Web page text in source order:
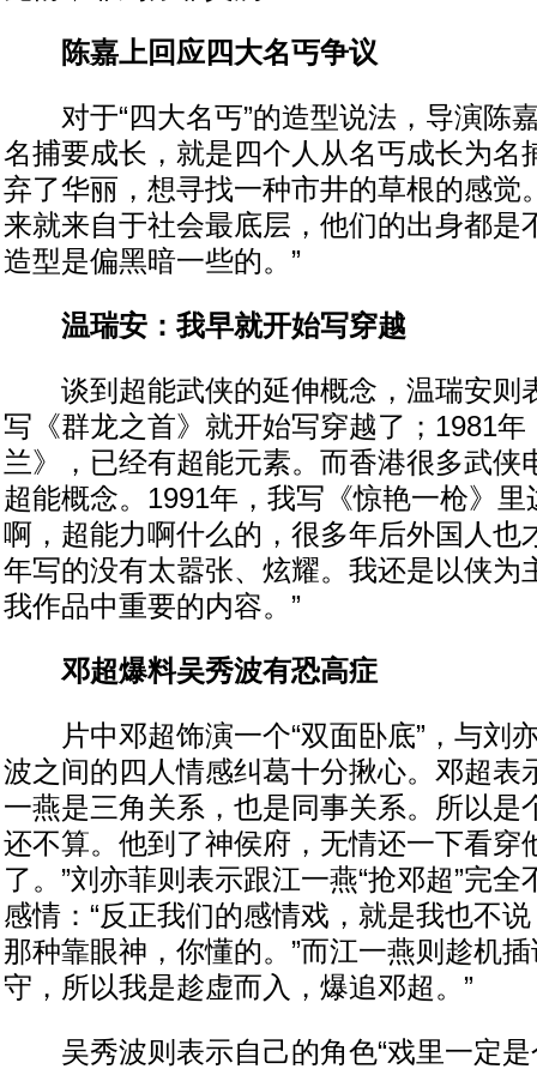
陈嘉上回应四大名丐争议
对于“四大名丐”的造型说法，导演陈
名捕要成长，就是四个人从名丐成长为名
弃了华丽，想寻找一种市井的草根的感觉
来就来自于社会最底层，他们的出身都是
造型是偏黑暗一些的。”
温瑞安：我早就开始写穿越
谈到超能武侠的延伸概念，温瑞安则
写《群龙之首》就开始写穿越了；1981年
兰》，已经有超能元素。而香港很多武侠
超能概念。1991年，我写《惊艳一枪》
啊，超能力啊什么的，很多年后外国人也
年写的没有太嚣张、炫耀。我还是以侠为
我作品中重要的内容。”
邓超爆料吴秀波有恐高症
片中邓超饰演一个“双面卧底”，与刘
波之间的四人情感纠葛十分揪心。邓超表
一燕是三角关系，也是同事关系。所以是
还不算。他到了神侯府，无情还一下看穿
了。”刘亦菲则表示跟江一燕“抢邓超”完
感情：“反正我们的感情戏，就是我也不
那种靠眼神，你懂的。”而江一燕则趁机
守，所以我是趁虚而入，爆追邓超。”
吴秀波则表示自己的角色“戏里一定是